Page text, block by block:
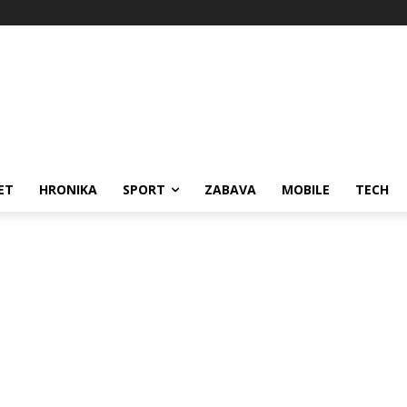
HRONIKA SPORT ZABAVA MOBILE TECH